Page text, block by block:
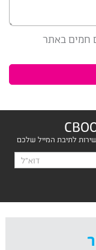
חמים באתר
לתיבת המייל שלכם